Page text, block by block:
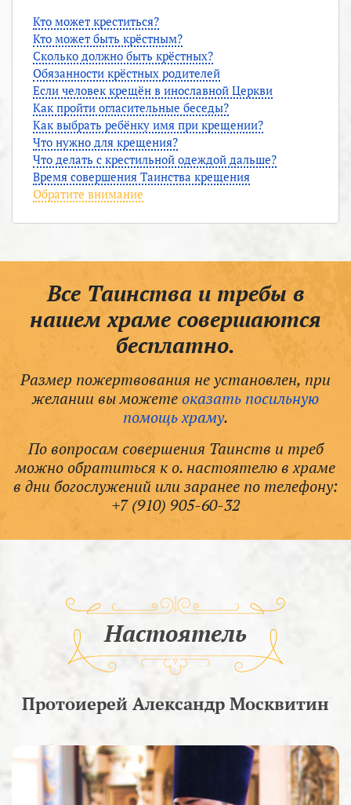
Кто может креститься?
Кто может быть крёстным?
Сколько должно быть крёстных?
Обязанности крёстных родителей
Если человек крещён в инославной Церкви
Как пройти огласительные беседы?
Как выбрать ребёнку имя при крещении?
Что нужно для крещения?
Что делать с крестильной одеждой дальше?
Время совершения Таинства крещения
Обратите внимание
Все Таинства и требы в
нашем храме совершаются
бесплатно.
Размер пожертвования не установлен, при
желании вы можетеоказать посильную
помощь храму.
По вопросам совершения Таинств и треб
можно обратиться к о. настоятелю в храме
в дни богослужений или заранее по телефону:
+7 (910) 905-60-32
Настоятель
Протоиерей Александр Москвитин